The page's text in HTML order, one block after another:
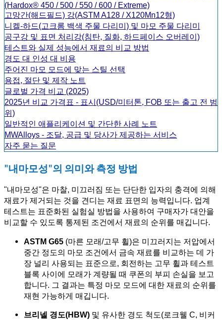
(Hardox® 450 / 500 / 550 / 600 / Extreme)
고망간(해드필드) 강(ASTM A128 / X120Mn12형)
니켈-하드(고크롬 백색 주물 다리미) 및 마모 주물 다리미
공구강 및 표면 처리강(침탄, 질화, 하드페이스 오버레이)
테스트와 실제 성능에서 재료의 비교 방법
경도 대 인성 대 비용
주어진 마모 모드에 맞는 스틸 선택
용접, 절단 및 제작 노트
글로벌 가격 비교 (2025)
2025년 비교 가격표 - 표시(USD/미터톤, FOB 또는 출고 전 범
위)
일반적인 애플리케이션 및 간단한 사례 노트
MWAlloys - 조달, 공급 및 당사가 제공하는 서비스
자주 묻는 질문
"내마모성"의 의미와 측정 방법
"내마모성"은 마찰, 미끄러짐 또는 단단한 입자의 충격에 의해
재료가 제거되는 것을 견디는 재료 표면의 능력입니다. 업계
테스트는 표준화된 실험실 방법을 사용하여 구매자가 대안을
비교할 수 있도록 통제된 조건에서 재료의 순위를 매깁니다.
ASTM G65 (마른 모래/고무 휠)은 미끄러지는 저압에서
중간 정도의 마모 조건에서 금속 재료를 비교하는 데 가
장 널리 사용되는 표준으로, 회전하는 고무 휠과 테스트
블록 사이에 모래가 계량될 때 쿠폰의 부피 손실을 보고
합니다. 그 결과는 특정 마모 모드에 대한 재료의 순위를
재현 가능하게 매깁니다.
브리넬 경도(HBW) 및 유사한 경도 척도(로크웰 C, 비커